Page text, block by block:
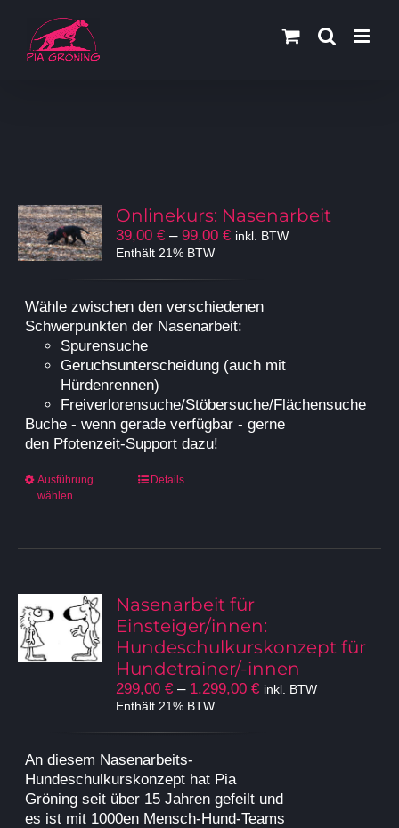
Inhalt
springen
Onlinekurs: Nasenarbeit
39,00€ –99,00€Preisspanne:
inkl. BTW
Enthält 21% BTW
Wähle zwischen den verschiedenen
Schwerpunkten der Nasenarbeit:
Spurensuche
Geruchsunterscheidung (auch mit
Hürdenrennen)
Freiverlorensuche/Stöbersuche/Flächensuche
Buche - wenn gerade verfügbar - gerne
den Pfotenzeit-Support dazu!
Ausführung
wählen
Dieses
Die
Optionen
können
auf
der
Produktseite
gewählt
werden
Details
Nasenarbeit für
Einsteiger/innen:
Hundeschulkurskonzept für
Hundetrainer/-innen
299,00€ – 1.299,00€Preisspanne:
inkl. BTW
Enthält 21% BTW
An diesem Nasenarbeits-
Hundeschulkurskonzept hat Pia
Gröning seit über 15 Jahren gefeilt und
es ist mit 1000en Mensch-Hund-Teams